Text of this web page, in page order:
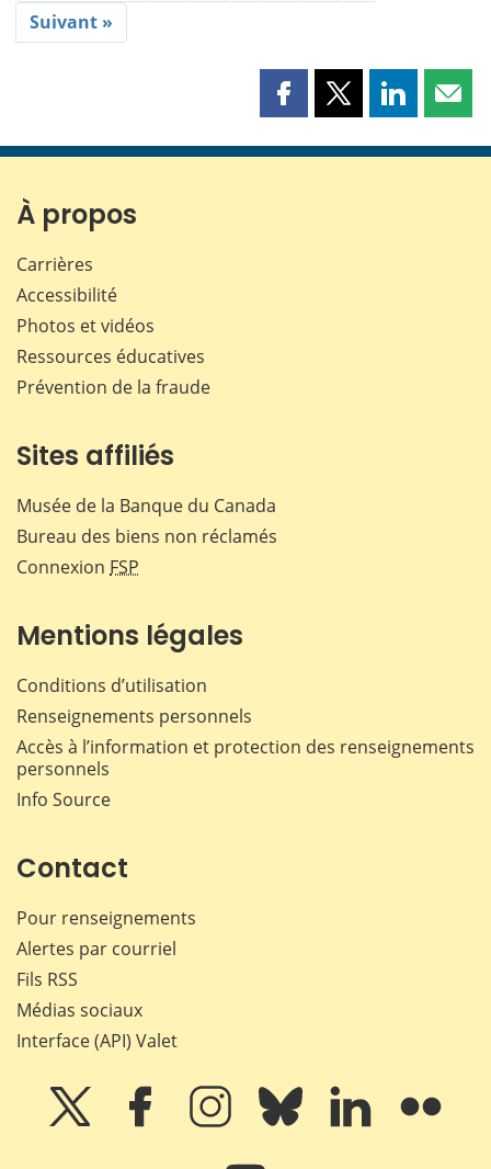
Suivant »
Partager
page
Partager
page
Partager
page page
À propos
Carrières
Accessibilité
Photos et vidéos
Ressources éducatives
Prévention de la fraude
Sites affiliés
Musée de la Banque du Canada
Bureau des biens non réclamés
Connexion FSP
Mentions légales
Conditions d’utilisation
Renseignements personnels
Accès à l’information et protection des renseignements
personnels
Info Source
Contact
Pour renseignements
Alertes par courriel
Fils RSS
Médias sociaux
Interface (API) Valet